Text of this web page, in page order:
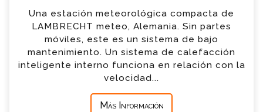
Una estación meteorológica compacta de
LAMBRECHT meteo, Alemania. Sin partes
móviles, este es un sistema de bajo
mantenimiento. Un sistema de calefacción
inteligente interno funciona en relación con la
velocidad...
Más Información
Empresa
*
Mensaje
*